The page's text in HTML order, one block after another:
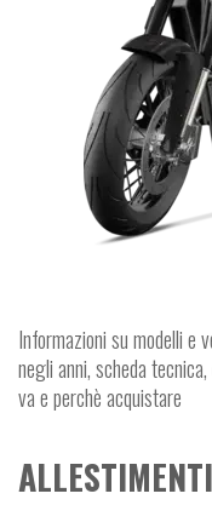
Informazioni su modelli e
negli anni, scheda
va e perchè acquistare
ALLESTIMENTI